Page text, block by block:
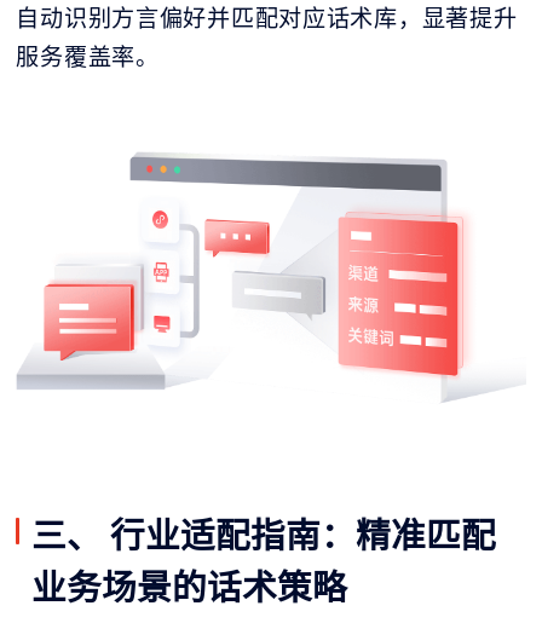
自动识别方言偏好并匹配对应话术库，显著提升
服务覆盖率。
三、 行业适配指南：精准匹配
业务场景的话术策略